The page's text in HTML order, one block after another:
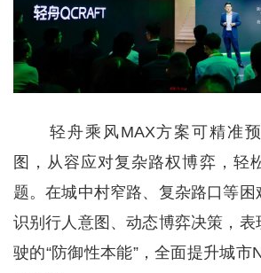
轻舟乘风MAX方案可精准
图，从容应对复杂路权博弈，轻
题。在城中村窄路、复杂路口等
识别行人意图、动态博弈决策，表
驶的“防御性本能”，全面提升城市